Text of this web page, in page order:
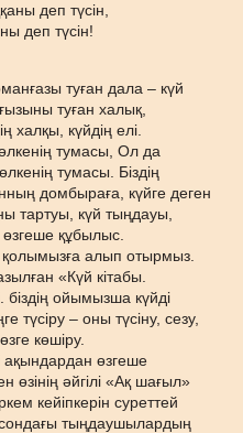
деп түсін,
деп түсін!
туған дала – күй
туған халық,
халқы, күйдің елі.
тумасы, Ол да
тумасы. Біздің
домбыраға, күйге деген
тартуы, күй тыңдауы,
құбылыс.
қолымызға алып отырмыз.
«Күй кітабы.
біздің ойымызша күйді
түсіру – оны түсіну, сезу,
көшіру.
өзгеше
өзінің әйгілі «Ақ шағыл»
кейіпкерін суреттей
тыңдаушылардың